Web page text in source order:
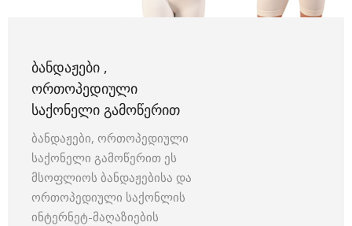
ᲑᲐᲜᲓᲐᲟᲔᲑᲘ ,
ᲝᲠᲗᲝᲞᲔᲓᲘᲣᲚᲘ
ᲡᲐᲥᲝᲜᲔᲚᲘ ᲒᲐᲛᲝᲬᲔᲠᲘᲗ
ბანდაჟები, ორთოპედიული
საქონელი გამოწერით ეს
მსოფლიოს ბანდაჟებისა და
ორთოპედიული საქონლის
ინტერნეტ-მაღაზიების